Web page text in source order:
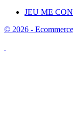
JEU ME
© 2026 -